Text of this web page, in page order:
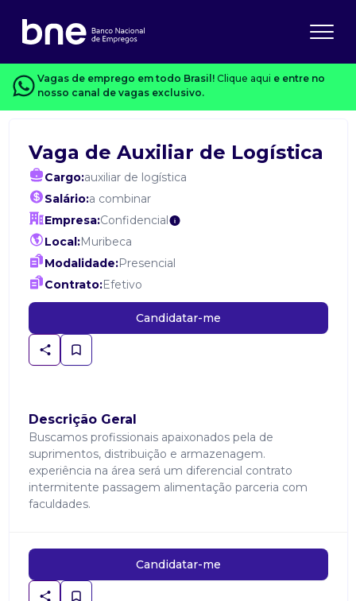
Vagas de emprego em todo Brasil! Clique aqui e entre no
nosso canal de vagas exclusivo.
Vaga de Auxiliar de Logística
Cargo:auxiliar de logística
Salário:a combinar
Empresa:Confidencial
Local:Muribeca
Modalidade:Presencial
Contrato:Efetivo
Candidatar-me
Descrição Geral
Buscamos profissionais apaixonados pela de
suprimentos, distribuição e armazenagem.
experiência na área será um diferencial contrato
intermitente passagem alimentação parceria com
faculdades.
Candidatar-me